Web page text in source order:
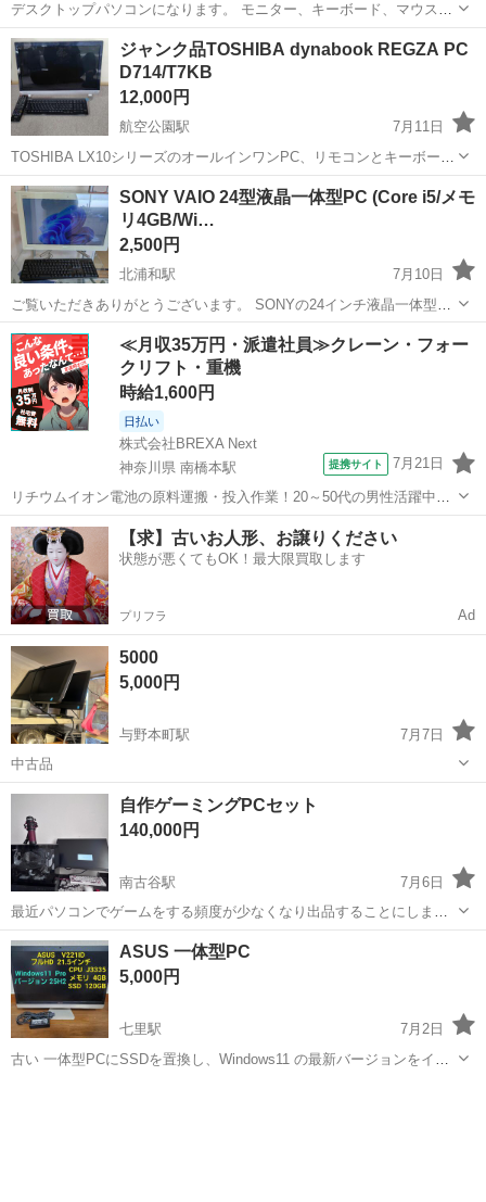
デスクトップパソコンになります。 モニター、キーボード、マウスセ
ットになります。 あまり詳しくないので、詳細情報などをご覧いただ
きご検討ください。 よろしくお願いします。
埼玉 富士見市 デスクトップパソコン
ジャンク品TOSHIBA dynabook REGZA PC
D714/T7KB
12,000円
航空公園駅
7月11日
TOSHIBA LX10シリーズのオールインワンPC、リモコンとキーボー
ド、電源ケーブル付き。 - モデル名: TOSHIBA LX10 Series - 型番:
PQ029N-00603 - 付属品: リモコン、キーボー...
埼玉 所沢市 デスクトップパソコン
SONY VAIO 24型液晶一体型PC (Core i5/メモ
リ4GB/Wi…
2,500円
北浦和駅
7月10日
​ご覧いただきありがとうございます。 SONYの24インチ液晶一体型デ
スクトップPC「VAIO（型番: VPCL237FJ）」をお譲りします。 大画
面でスタイリッシュなデザインです。 ​最新のWindows 11 Pr...
埼玉 さいたま市 北浦和駅 デスクトップパソコン
VAIO
≪月収35万円・派遣社員≫クレーン・フォー
クリフト・重機
時給1,600円
日払い
株式会社BREXA Next
神奈川県 南橋本駅
提携サイト 7月21日
リチウムイオン電池の原料運搬・投入作業！20～50代の男性活躍中★
ワンルーム寮完備！赴任旅費会社負担！年間休日130日★フォークリフ
ト免許お持ちの方、活躍中！就業先食堂利用可★《神奈川県相模原
市》 人気の工場のお仕事 ◇電...
神奈川 相模原市 南橋本駅 その他
【求】古いお人形、お譲りください
状態が悪くてもOK！最大限買取します
プリフラ Ad
5000
5,000円
与野本町駅
7月7日
中古品
埼玉 さいたま市 与野本町駅 デスクトップパソコン
自作ゲーミングPCセット
140,000円
南古谷駅
7月6日
最近パソコンでゲームをする頻度が少なくなり出品することにしまし
た。使用期間は2年程です。自作なのでかなり綺麗な方だと思います。
PC使用中、ゲーム中のクラッシュやブルスクは1度もありませんでし
た。 ※PC性能 CPU:R...
埼玉 川越市 南古谷駅 デスクトップパソコン
ASUS 一体型PC
5,000円
七里駅
7月2日
古い 一体型PCにSSDを置換し、Windows11 の最新バージョンをイン